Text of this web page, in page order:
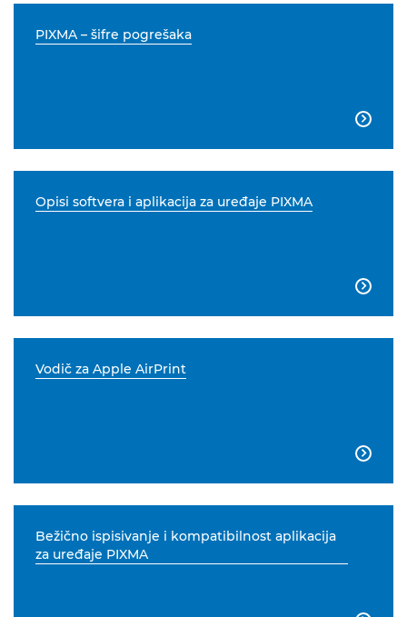
PIXMA – šifre pogrešaka

Opisi softvera i aplikacija za uređaje PIXMA

Vodič za Apple AirPrint

Bežično ispisivanje i kompatibilnost aplikacija
za uređaje PIXMA